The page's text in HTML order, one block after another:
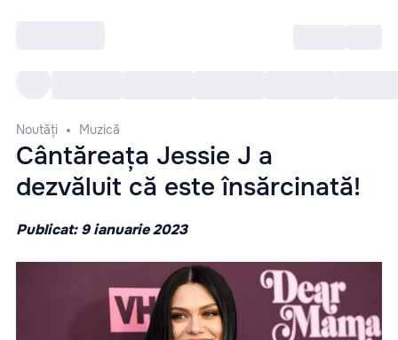
Noutăți Muzică
Cântăreața Jessie J a
dezvăluit că este însărcinată!
Publicat: 9 ianuarie 2023